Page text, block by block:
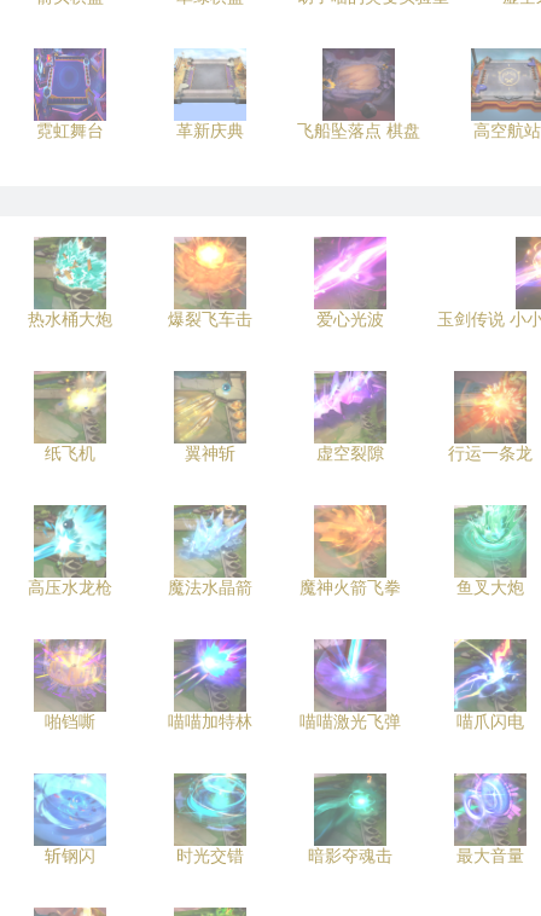
霓虹舞台 革新庆典 飞船坠落点 棋盘 高空航站
热水桶大炮 爆裂飞车击 爱心光波 玉剑传说 小
纸飞机 翼神斩 虚空裂隙 行运一条龙
高压水龙枪 魔法水晶箭 魔神火箭飞拳 鱼叉大炮
啪铛嘶 喵喵加特林 喵喵激光飞弹 喵爪闪电
斩钢闪 时光交错 暗影夺魂击 最大音量